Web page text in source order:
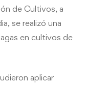
de Cultivos, a
se realizó una
en cultivos de
aplicar